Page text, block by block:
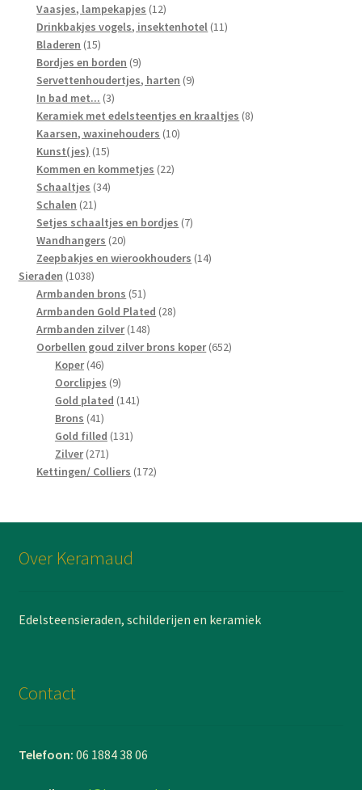
producten
Vaasjes, lampekapjes 1212
producten
Drinkbakjes vogels, insektenhotel 1111
Bladeren 1515
producten
Bordjes en borden 99
producten
Servettenhoudertjes, harten 99
In bad met... 33
producten
Keramiek met edelsteentjes en kraaltjes 88
Kaarsen, waxinehouders 1010
Kunst(jes) 1515
producten
Kommen en kommetjes 2222
Schaaltjes 3434
Schalen 2121
producten
Setjes schaaltjes en bordjes 77
Wandhangers 2020
producten
Zeepbakjes en wierookhouders 1414
Sieraden 10381038
producten
Armbanden brons 5151
producten
Armbanden Gold Plated 2828
Armbanden zilver 148148
producten
Oorbellen goud zilver brons koper 652652
Koper 4646
producten
Oorclipjes 99
producten
Gold plated 141141
Brons 4141
producten
Gold filled 131131
Zilver 271271
producten
Kettingen/ Colliers 172172
Over Keramaud
Edelsteensieraden, schilderijen en keramiek
Contact
Telefoon: 06 1884 38 06